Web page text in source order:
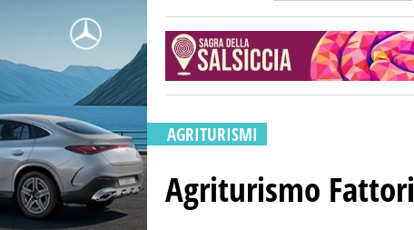
AGRITURISMI
Agriturismo